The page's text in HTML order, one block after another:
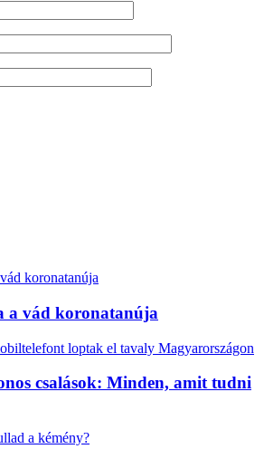
a vád koronatanúja
csalások: Minden, amit tudni